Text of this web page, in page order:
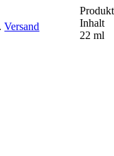
Versand
Inhalt
22 ml